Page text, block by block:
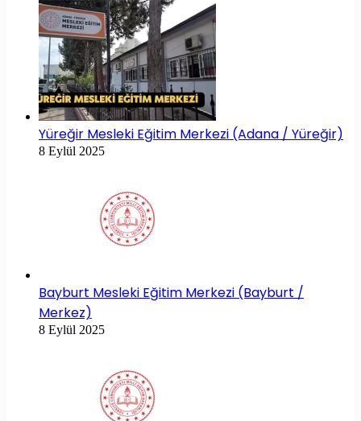
Yüreğir Mesleki Eğitim Merkezi (Adana / Yüreğir)
8 Eylül 2025
Bayburt Mesleki Eğitim Merkezi (Bayburt /
Merkez)
8 Eylül 2025